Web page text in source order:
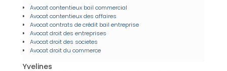
Avocat contentieux bail commercial
Avocat contentieux des affaires
Avocat contrats de crédit bail entreprise
Avocat droit des entreprises
Avocat droit des societes
Avocat droit du commerce
Yvelines